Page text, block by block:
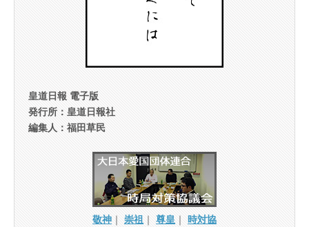
皇道日報 電子版
発行所：皇道日報社
編集人：福田草民
敬神 ｜ 崇祖 ｜ 尊皇 ｜ 時対協